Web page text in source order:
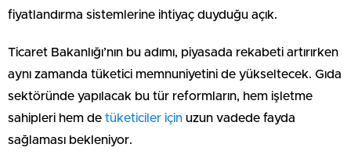
fiyatlandırma sistemlerine ihtiyaç duyduğu açık.
Ticaret Bakanlığı’nın bu adımı, piyasada rekabeti artırırken
aynı zamanda tüketici memnuniyetini de yükseltecek. Gıda
sektöründe yapılacak bu tür reformların, hem işletme
sahipleri hem de tüketiciler için uzun vadede fayda
sağlaması bekleniyor.